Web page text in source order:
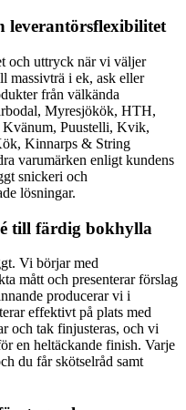
leverantörsflexibilitet
och uttryck när vi väljer
massivträ i ek, ask eller
från välkända
Myresjökök, HTH,
Puustelli, Kvik,
Kinnarps & String
varumärken enligt kundens
snickeri och
lösningar.
till färdig bokhylla
Vi börjar med
mått och presenterar förslag
producerar vi i
effektivt på plats med
och tak finjusteras, och vi
en heltäckande finish. Varje
du får skötselråd samt